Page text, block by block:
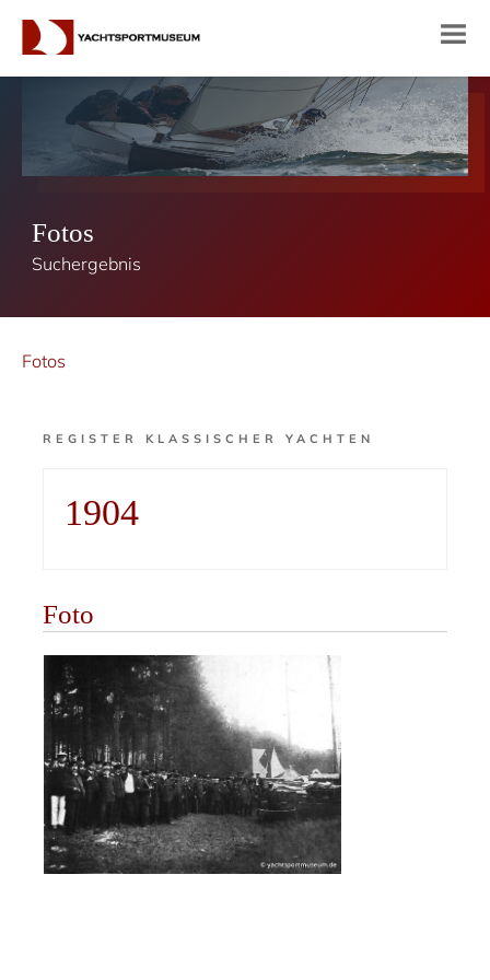
Fotos
Suchergebnis
Fotos
REGISTER KLASSISCHER YACHTEN
1904
Foto